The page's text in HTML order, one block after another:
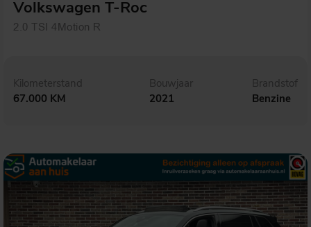
Volkswagen T-Roc
2.0 TSI 4Motion R
Kilometerstand
67.000 KM
Bouwjaar
2021
Brandstof
Benzine